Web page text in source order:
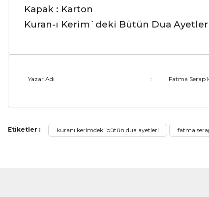
Kapak : Karton
Kuran-ı Kerim`deki Bütün Dua
Yazar Adı : Fatma Serap
Bu ürünün fiyat bilgisi, resim, ürün açıklamalarında ve
Görüş ve önerileriniz için teşekkür ederiz.
Etiketler : kuranı kerimdeki bütün dua ayetleri fatma